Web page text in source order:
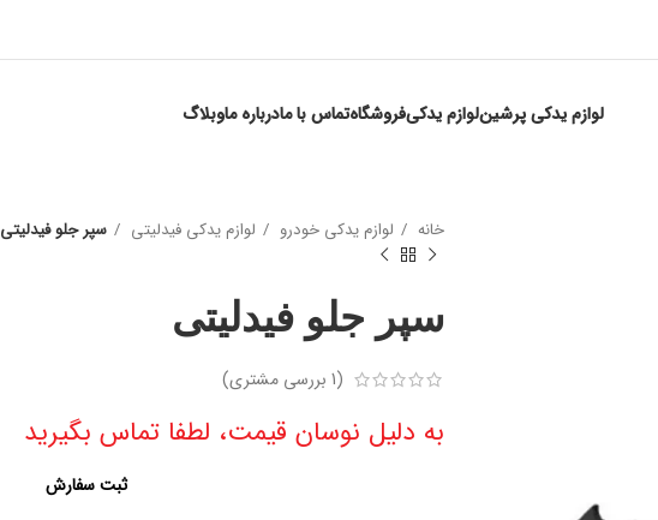
لوازم یدکی پرشینلوازم یدکیفروشگاهتماس با مادرباره ماوبلاگ
خانه لوازم یدکی خودرو لوازم یدکی فیدلیتی سپر جلو فیدلیتی
سپر جلو فیدلیتی
(
1 بررسی مشتری)
به دلیل نوسان قیمت، لطفا تماس بگیرید
ثبت سفارش